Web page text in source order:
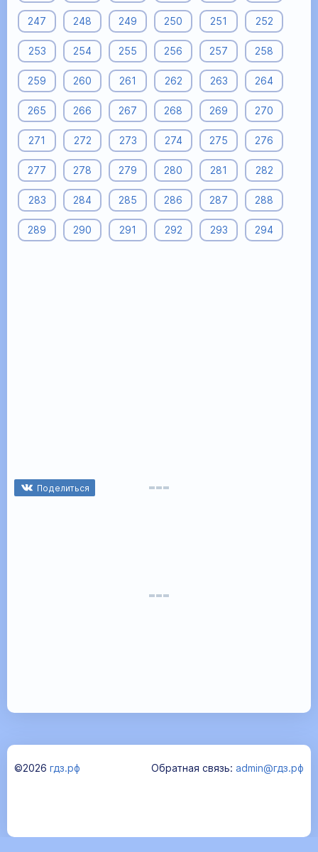
247 248 249 250 251 252
253 254 255 256 257 258
259 260 261 262 263 264
265 266 267 268 269 270
271 272 273 274 275 276
277 278 279 280 281 282
283 284 285 286 287 288
289 290 291 292 293 294
Поделиться
©2026 гдз.рф Обратная связь: admin@гдз.рф